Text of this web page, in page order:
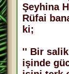
Şeyhina
Rüfai
ki;
'' Bir
işinde